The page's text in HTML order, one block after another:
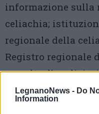
LegnanoNews - Do
Information
informazione sulla
celiachia;
regionale della
Registro regionale
raccolta, l’analisi
anagrafici e